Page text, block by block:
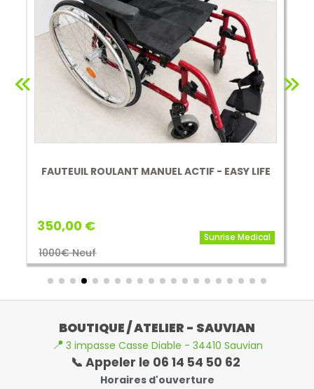
FAUTEUIL ROULANT MANUEL ACTIF - EASY LIFE
350,00 €
1000€ Neuf
Sunrise Medical
BOUTIQUE / ATELIER - SAUVIAN
📍 3 impasse Casse Diable - 34410 Sauvian
📞 Appeler le 06 14 54 50 62
Horaires d'ouverture